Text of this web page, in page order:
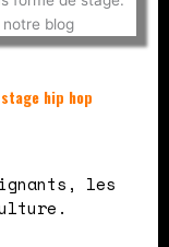
hip hop
les